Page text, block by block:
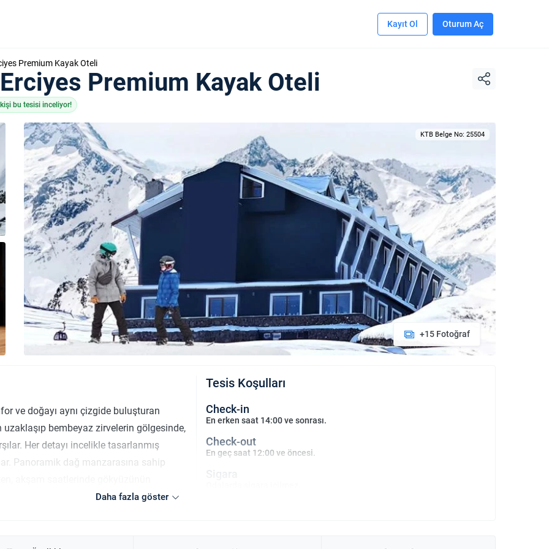
Kayıt Ol Oturum Aç
Premium Kayak Oteli
Premium Kayak Oteli
bu tesisi inceliyor!
+15 Fotoğraf
KTB Belge No: 25504
ve doğayı aynı çizgide buluşturan
uzaklaşıp bembeyaz zirvelerin gölgesinde,
Her detayı incelikle tasarlanmış
Panoramik dağ manzarasına sahip
tanır. Otel bünyesindeki restoran,
Tesis Koşulları
Check-in
En erken saat 14:00 ve sonrası.
Check-out
En geç saat 12:00 ve öncesi.
Daha fazla göster